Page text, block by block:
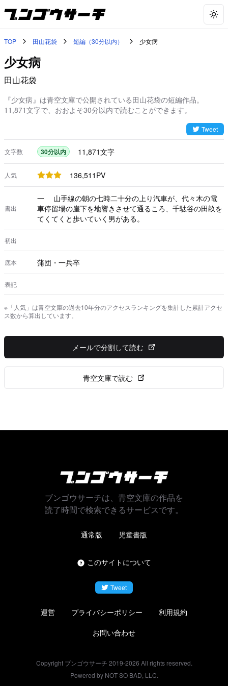
TOP 田山花袋 短編（30分以内） 少女病
少女病
田山花袋
『少女病』は青空文庫で公開されている田山花袋の短編作品。
11,871文字で、おおよそ30分以内で読むことができます。
Tweet
文字数 30分以内 11,871文字
人気 136,511 PV
書出
一 山手線の朝の七時二十分の上り汽車が、代々木の電
車停留場の崖下を地響きさせて通るころ、千駄谷の田畝を
てくてくと歩いていく男がある。
初出
底本 蒲団・一兵卒
表記
※「人気」は青空文庫の過去10年分のアクセスランキングを集計した累計アクセ
ス数から算出しています。
メールで分割して読む
青空文庫で読む
ブンゴウサーチは、青空文庫の作品を
読了時間で検索できるサービスです。
通常版 児童書版
このサイトについて
Tweet
運営 プライバシーポリシー
利用規約
お問い合わせ
Copyright ブンゴウサーチ 2019-2026 All rights reserved.
Powered by NOT SO BAD, LLC.